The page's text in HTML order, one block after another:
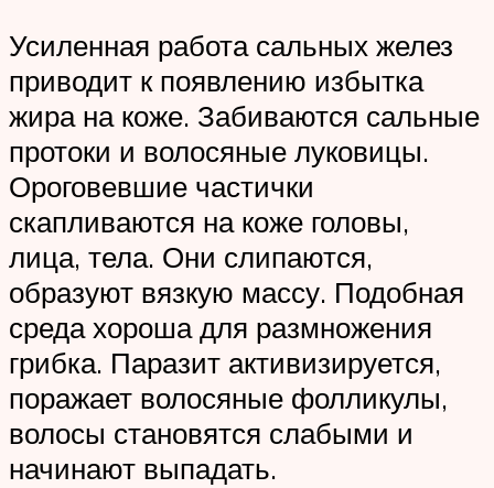
Усиленная работа сальных желез
приводит к появлению избытка
жира на коже. Забиваются сальные
протоки и волосяные луковицы.
Ороговевшие частички
скапливаются на коже головы,
лица, тела. Они слипаются,
образуют вязкую массу. Подобная
среда хороша для размножения
грибка. Паразит активизируется,
поражает волосяные фолликулы,
волосы становятся слабыми и
начинают выпадать.